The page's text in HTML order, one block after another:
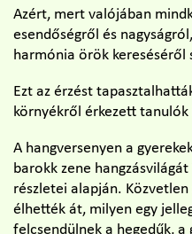
Azért, mert valójában
esendőségről és
harmónia örök kereséséről
Ezt az érzést
környékről érkezett tanulók
A hangversenyen a
barokk zene
részletei alapján.
élhették át, milyen egy
felcsendülnek a hegedűk,